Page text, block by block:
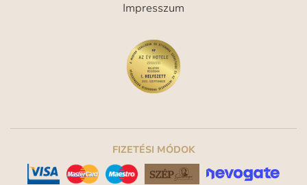
Impresszum
FIZETÉSI MÓDOK